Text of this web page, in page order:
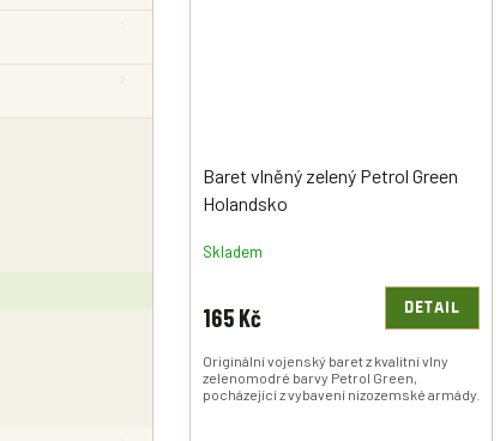
Baret vlněný zelený Petrol Green
Holandsko
Skladem
165 Kč DETAIL
Originální vojenský baret z kvalitní vlny
zelenomodré barvy Petrol Green,
pocházející z vybavení nizozemské armády.